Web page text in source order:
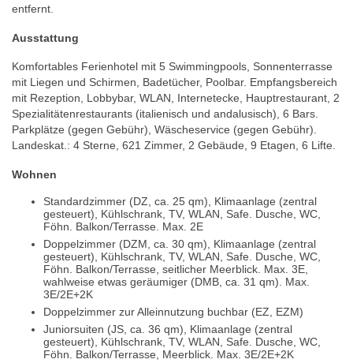
entfernt.
Ausstattung
Komfortables Ferienhotel mit 5 Swimmingpools, Sonnenterrasse
mit Liegen und Schirmen, Badetücher, Poolbar. Empfangsbereich
mit Rezeption, Lobbybar, WLAN, Internetecke, Hauptrestaurant, 2
Spezialitätenrestaurants (italienisch und andalusisch), 6 Bars.
Parkplätze (gegen Gebühr), Wäscheservice (gegen Gebühr).
Landeskat.: 4 Sterne, 621 Zimmer, 2 Gebäude, 9 Etagen, 6 Lifte.
Wohnen
Standardzimmer (DZ, ca. 25 qm), Klimaanlage (zentral
gesteuert), Kühlschrank, TV, WLAN, Safe. Dusche, WC,
Föhn. Balkon/Terrasse. Max. 2E
Doppelzimmer (DZM, ca. 30 qm), Klimaanlage (zentral
gesteuert), Kühlschrank, TV, WLAN, Safe. Dusche, WC,
Föhn. Balkon/Terrasse, seitlicher Meerblick. Max. 3E,
wahlweise etwas geräumiger (DMB, ca. 31 qm). Max.
3E/2E+2K
Doppelzimmer zur Alleinnutzung buchbar (EZ, EZM)
Juniorsuiten (JS, ca. 36 qm), Klimaanlage (zentral
gesteuert), Kühlschrank, TV, WLAN, Safe. Dusche, WC,
Föhn. Balkon/Terrasse, Meerblick. Max. 3E/2E+2K